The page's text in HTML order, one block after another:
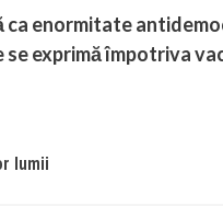
ca enormitate
exprimă împotriva
lumii